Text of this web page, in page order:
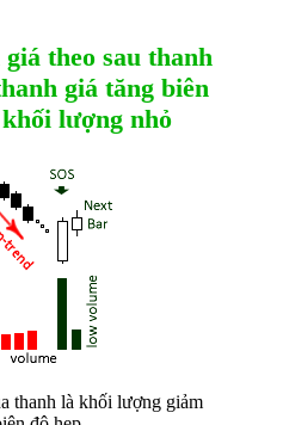
theo sau thanh
giá tăng biên
lượng nhỏ
thanh là khối lượng giảm